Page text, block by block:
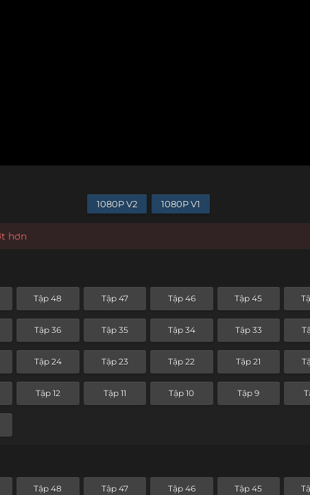
1080P V2 1080P V1
hơn
Tập 48 Tập 47 Tập 46 Tập 45
Tập 36 Tập 35 Tập 34 Tập 33
Tập 24 Tập 23 Tập 22 Tập 21
Tập 12 Tập 11 Tập 10 Tập 9
Tập 48 Tập 47 Tập 46 Tập 45